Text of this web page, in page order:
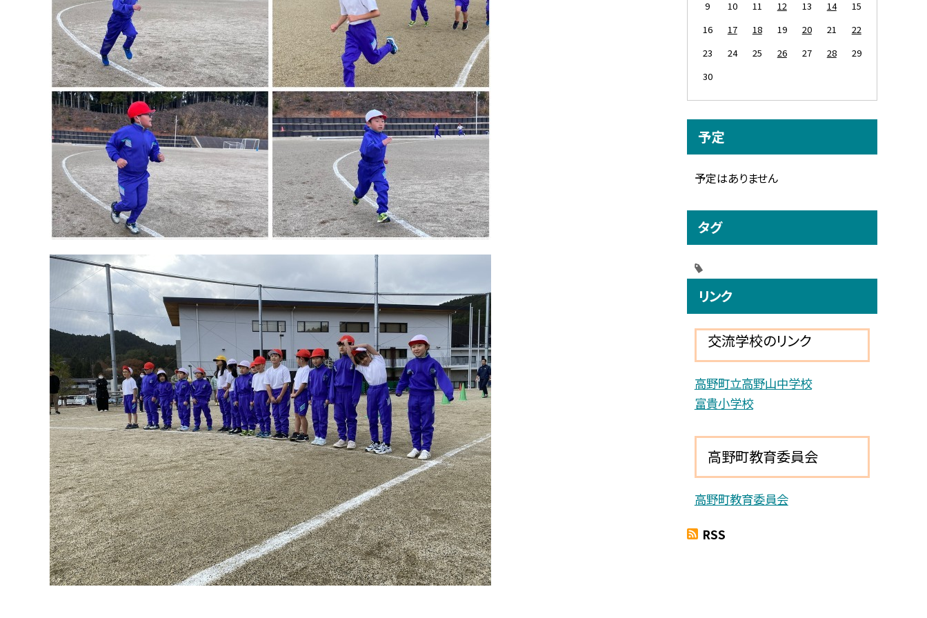
9 10 11 12 13 14
15
16
17 18 19 20 21
22
23
24 25 26 27 28
29
30
予定
予定はありません
タグ
リンク
交流学校のリンク
高野町立高野山中学校
富貴小学校
高野町教育委員会
高野町教育委員会
RSS